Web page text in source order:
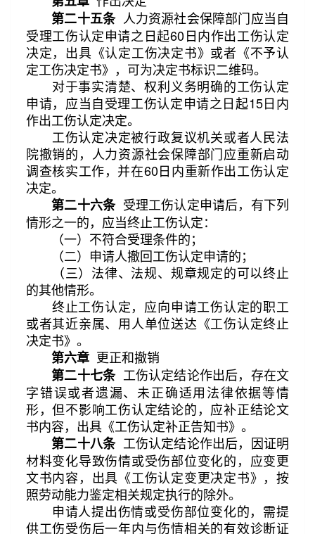
第二十五条人力资源社会保障部门应当自
受理工伤认定申请之日起60日内作出工伤认定
决定，出具《认定工伤决定书》或者《不予认
定工伤决定书》，可为决定书标识二维码。
对于事实清楚、权利义务明确的工伤认定
申请，应当自受理工伤认定申请之日起15日内
作出工伤认定决定。
工伤认定决定被行政复议机关或者人民法
院撤销的，人力资源社会保障部门应重新启动
调查核实工作，并在60日内重新作出工伤认定
决定。
第二十六条受理工伤认定申请后，有下列
情形之一的，应当终止工伤认定：
（一）不符合受理条件的；
（二）申请人撤回工伤认定申请的；
（三）法律、法规、规章规定的可以终止
的其他情形。
终止工伤认定，应向申请工伤认定的职工
或者其近亲属、用人单位送达《工伤认定终止
决定书》。
第六章 更正和撤销
第二十七条工伤认定结论作出后，存在文
字错误或者遗漏、未正确适用法律依据等情
形，但不影响工伤认定结论的，应补正结论文
书内容，出具《工伤认定补正告知书》。
第二十八条工伤认定结论作出后，因证明
材料变化导致伤情或受伤部位变化的，应变更
文书内容，出具《工伤认定变更决定书》，按
照劳动能力鉴定相关规定执行的除外。
申请人提出伤情或受伤部位变化的，需提
供工伤受伤后一年内与伤情相关的有效诊断证